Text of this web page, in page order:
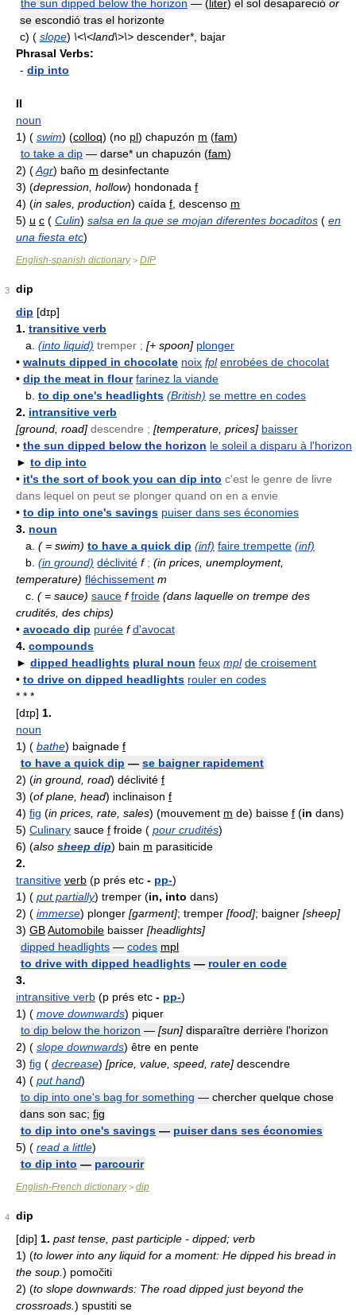
the sun dipped below the horizon — ( liter) el sol desapareció or
se escondió tras el horizonte
c) ( slope) \<\<land\>\> descender*, bajar
Phrasal Verbs:
- dip into
II
noun
1) ( swim) (colloq) (no pl) chapuzón m (fam)
to take a dip — darse* un chapuzón (fam)
2) (Agr) baño m desinfectante
3) (depression, hollow) hondonada f
4) (in sales, production) caída f , descenso m
5) u c ( Culin) salsa en la que se mojan diferentes bocaditos ( en
una fiesta etc)
English-spanish dictionary> DIP
3
dip
dip [dɪp]
1. transitive verb
a. (into liquid) tremper ; [+ spoon] plonger
• walnuts dipped in chocolate noix fpl enrobées de chocolat
• dip the meat in flour farinez la viande
b. to dip one's headlights (British) se mettre en codes
2. intransitive verb
[ground, road] descendre ; [temperature, prices] baisser
• the sun dipped below the horizon le soleil a disparu à l'horizon
► to dip into
• it's the sort of book you can dip into c'est le genre de livre
dans lequel on peut se plonger quand on en a envie
• to dip into one's savings puiser dans ses économies
3. noun
a. ( = swim) to have a quick dip (inf) faire trempette (inf)
b. (in ground) déclivité f; (in prices, unemployment,
temperature) fléchissement m
c. ( = sauce) sauce f froide (dans laquelle on trempe des
crudités, des chips)
• avocado dip purée f d'avocat
4. compounds
► dipped headlights plural noun feux mpl de croisement
• to drive on dipped headlights rouler en codes
* * *
[dɪp] 1.
noun
1) ( bathe) baignade f
to have a quick dip — se baigner rapidement
2) (in ground, road) déclivité f
3) (of plane, head) inclinaison f
4) fig (in prices, rate, sales) (mouvement m de) baisse f (in dans)
5) Culinary sauce f froide ( pour crudités)
6) (also sheep dip) bain m parasiticide
2.
transitive verb (p prés etc - pp-)
1) ( put partially) tremper (in, into dans)
2) ( immerse) plonger [garment]; tremper [food]; baigner [sheep]
3) GBAutomobile baisser [headlights]
dipped headlights — codes mpl
to drive with dipped headlights — rouler en code
3.
intransitive verb (p prés etc - pp-)
1) ( move downwards) piquer
to dip below the horizon — [sun] disparaître derrière l'horizon
2) ( slope downwards) être en pente
3) fig ( decrease) [price, value, speed, rate] descendre
4) ( put hand)
to dip into one's bag for something — chercher quelque chose
dans son sac; fig
to dip into one's savings — puiser dans ses économies
5) ( read a little)
to dip into — parcourir
English-French dictionary> dip
4
dip
[dip] 1. past tense, past participle - dipped; verb
1) (to lower into any liquid for a moment: He dipped his bread in
the soup. ) pomočiti
2) (to slope downwards: The road dipped just beyond the
crossroads. ) spustiti se